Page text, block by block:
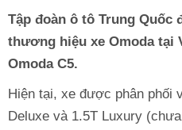
Tập đoàn ô tô Trung
thương hiệu xe Omoda tại
Omoda C5.
Hiện tại, xe được phân phối
Deluxe và 1.5T Luxury